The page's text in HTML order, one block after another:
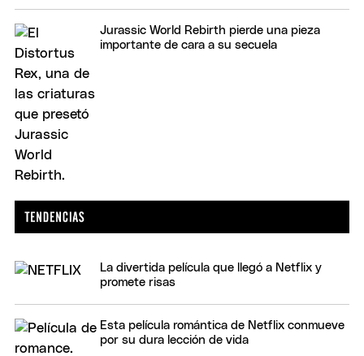
Jurassic World Rebirth pierde una pieza
importante de cara a su secuela
La divertida película que llegó a Netflix y
promete risas
Esta película romántica de Netflix conmueve
por su dura lección de vida